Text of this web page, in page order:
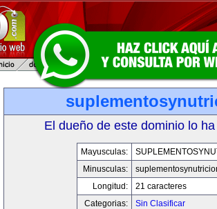
El dueño de este dominio lo
Mayusculas:
Minusculas:
Longitud:
21 caracteres
Categorias:
Sin Clasificar